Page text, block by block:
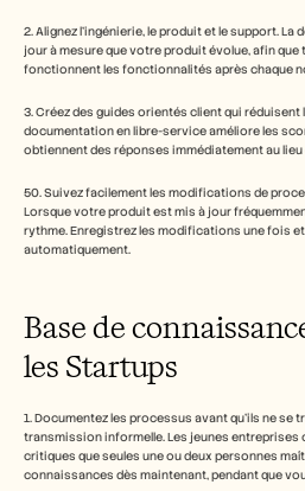
2. Alignez l'ingénierie, le produit et le support.
jour à mesure que votre produit évolue, afin
fonctionnent les fonctionnalités après chaque
3. Créez des guides orientés client qui réduisent
documentation en libre-service améliore les
obtiennent des réponses immédiatement au lieu
50. Suivez facilement les modifications de
Lorsque votre produit est mis à jour
rythme. Enregistrez les modifications une fois
automatiquement.
Base de
les Startups
1. Documentez les processus avant qu'ils ne se
transmission informelle. Les jeunes
critiques que seules une ou deux personnes
connaissances dès maintenant, pendant que